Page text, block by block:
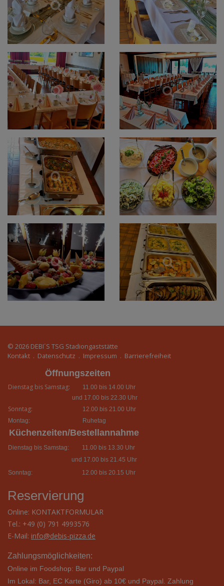
© 2026 DEBI´S TSG Stadiongaststätte
Kontakt . Datenschutz . Impressum . Barrierefreiheit
Öffnungszeiten
Dienstag bis Samstag:
11.00 bis 14.00 Uhr
und 17.00 bis 22.30 Uhr
Sonntag:
12.00 bis 21.00 Uhr
Montag:
Ruhetag
Küchenzeiten/Bestellannahme
Dienstag bis Samstag:
11.00 bis 13.30 Uhr
und 17.00 bis 21.45 Uhr
Sonntag:
12.00 bis 20.15 Uhr
Reservierung
Online: KONTAKTFORMULAR
Tel.: +49 (0) 791 4993576
E-Mail: info@debis-pizza.de
Zahlungsmöglichkeiten:
Online im Foodshop: Bar und Paypal
Im Lokal: Bar, EC Karte (Giro) ab 10€ und Paypal. Zahlung